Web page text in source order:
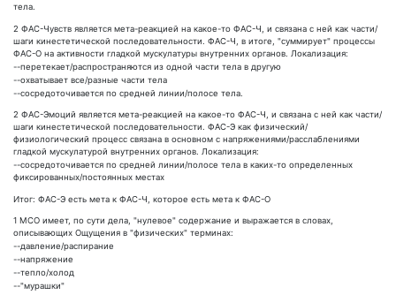
тела.
2 ФАС-Чувств является мета-реакцией на какое-то ФАС-Ч, и связана с ней как части/
шаги кинестетической последовательности. ФАС-Ч, в итоге, "суммирует" процессы
ФАС-О на активности гладкой муcкулатуры внутренних органов. Локализация:
--перетекает/распространяются из одной части тела в другую
--охватывает все/разные части тела
--сосредоточивается по средней линии/полосе тела.
2 ФАС-Эмоций является мета-реакцией на какое-то ФАС-Ч, и связана с ней как части/
шаги кинестетической последовательности. ФАС-Э как физический/
физиологический процесс связана в основном с напряжениями/расслаблениями
гладкой муcкулатурой внутренних органов. Локализация:
--сосредоточивается по средней линии/полосе тела в каких-то определенных
фиксированных/постоянных местах
Итог: ФАС-Э есть мета к ФАС-Ч, которое есть мета к ФАС-О
1 МСО имеет, по сути дела, "нулевое" содержание и выражается в словах,
описывающих Ощущения в "физических" терминах:
--давление/распирание
--напряжение
--тепло/холод
--"мурашки"